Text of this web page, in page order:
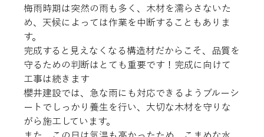
梅雨時期は突然の雨も多く、木材を濡らさないた
め、天候によっては作業を中断することもありま
す。
完成すると見えなくなる構造材だからこそ、品質を
守るための判断はとても重要です！完成に向けて
工事は続きます
櫻井建設では、急な雨にも対応できるようブルーシ
ートでしっかり養生を行い、大切な木材を守りな
がら施工しています。